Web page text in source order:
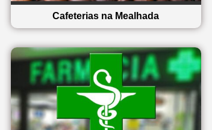
Cafeterias na Mealhada